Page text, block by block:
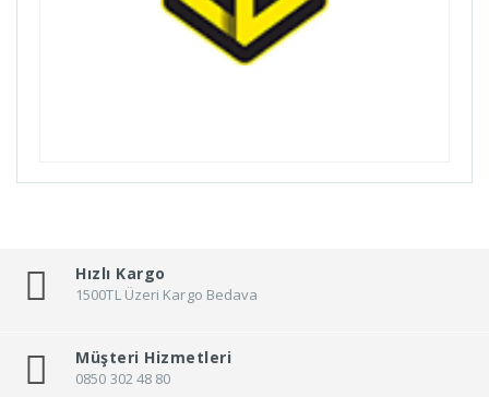
Brakco
Brooks
Broster
Hızlı Kargo
1500TL Üzeri Kargo Bedava
Müşteri Hizmetleri
0850 302 48 80